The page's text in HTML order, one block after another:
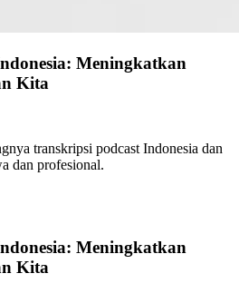
Meningkatkan
Kita
transkripsi podcast Indonesia dan
dan profesional.
Meningkatkan
Kita